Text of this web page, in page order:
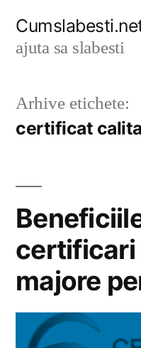
ajuta sa slabesti
Arhive etichete:
certificat
certificari
majore